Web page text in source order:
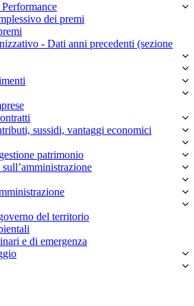
dei premi
- Dati anni precedenti (sezione
sussidi, vantaggi economici
patrimonio
del territorio
e di emergenza